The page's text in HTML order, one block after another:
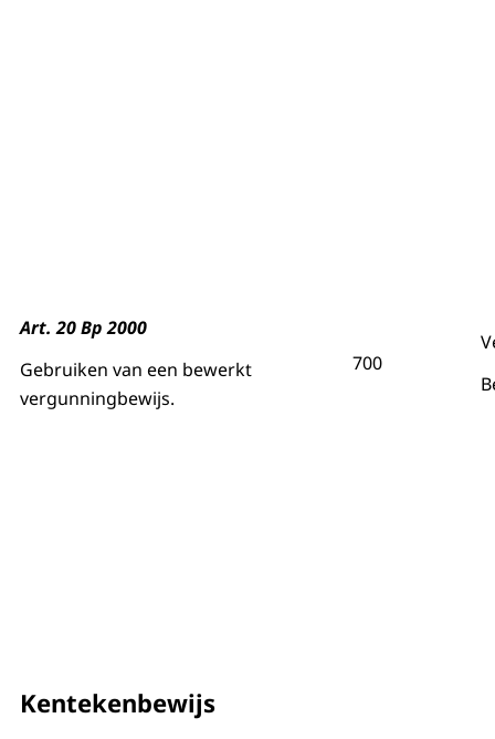
Art. 20 Bp 2000
Gebruiken van een bewerkt
vergunningbewijs.
700
Kentekenbewijs